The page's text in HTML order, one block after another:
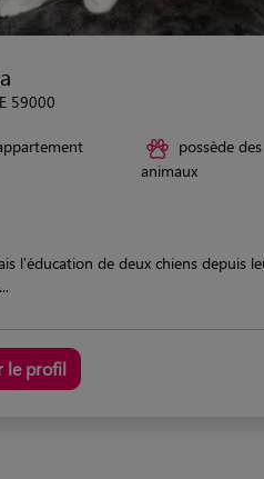
59000
possède des
animaux
l'éducation de deux chiens depuis
le profil